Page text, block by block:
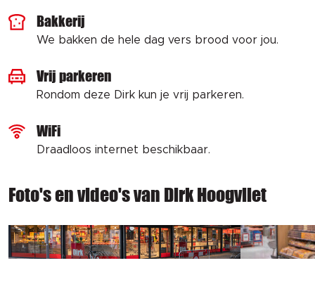
Bakkerij
We bakken de hele dag vers brood voor jou.
Vrij parkeren
Rondom deze Dirk kun je vrij parkeren.
WiFi
Draadloos internet beschikbaar.
Foto's en video's van Dirk Hoogvliet